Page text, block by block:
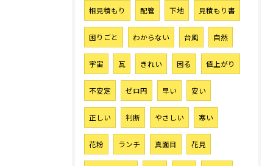
相見積もり 配管 下地 見積もり書
困りごと わからない 台風 自然
宇宙 瓦 きれい 困る 値上がり
不安定 ゼロ円 早い 安い
正しい 判断 やさしい 寒い
花粉 ランチ 真面目 花見